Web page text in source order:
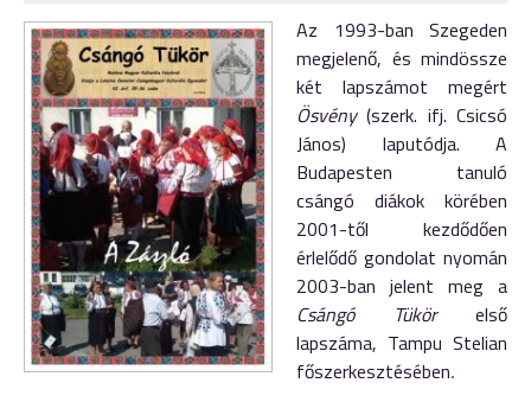
Az 1993-ban Szegeden
megjelenő, és mindössze
két lapszámot megért
Ösvény(szerk. ifj. Csicsó
János) laputódja. A
Budapesten tanuló
csángó diákok körében
2001-től kezdődően
érlelődő gondolat nyomán
2003-ban jelent meg a
Csángó Tükör első
lapszáma, Tampu Stelian
főszerkesztésében.